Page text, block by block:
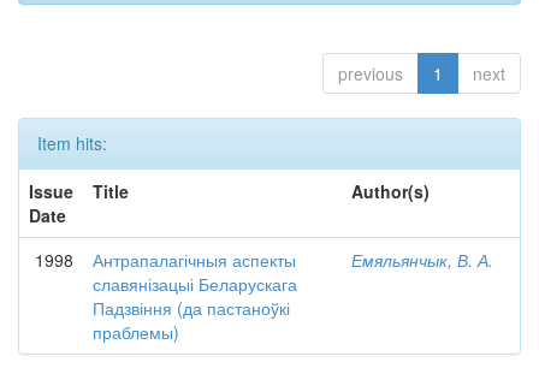
previous 1 next
Item hits:
Issue
Date
Title Author(s)
1998
Антрапалагічныя аспекты
славянізацыі Беларускага
Падзвіння (да пастаноўкі
праблемы)
Емяльянчык, В. А.